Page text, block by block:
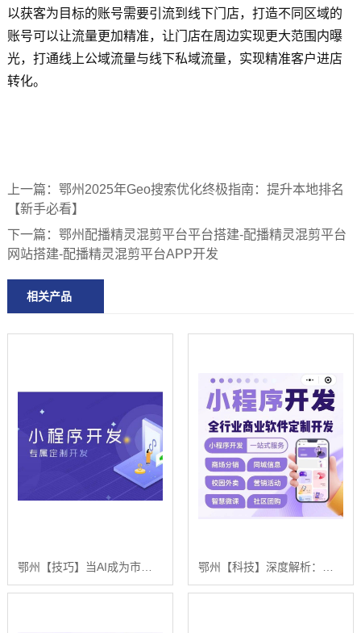
以获客为目标的账号需要引流到线下门店，打造不同区域的
账号可以让流量更加精准，让门店在周边实现更大范围内曝
光，打通线上公域流量与线下私域流量，实现精准客户进店
转化。
上一篇： 鄂州2025年Geo搜索优化终极指南：提升本地排名
【新手必看】
下一篇： 鄂州配播精灵混剪平台平台搭建-配播精灵混剪平台
网站搭建-配播精灵混剪平台APP开发
相关产品
鄂州【技巧】当AI成为市场的守门人：一场关于【geo搜索优化系统开发】的破局时刻【是什么?】 鄂州【科技】深度解析：舌诊软件系统开发——技术、挑战与浩广网络的AI驱动解决方案【哪家好?】